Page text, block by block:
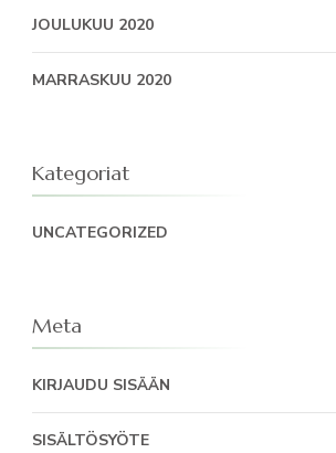
JOULUKUU 2020
MARRASKUU 2020
Kategoriat
UNCATEGORIZED
Meta
KIRJAUDU SISÄÄN
SISÄLTÖSYÖTE